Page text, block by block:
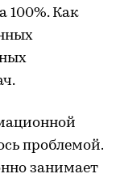
100%. Как
проблемой.
занимает